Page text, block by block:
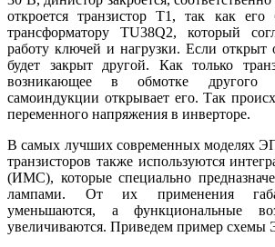
откроется транзистор T1, так как
трансформатору TU38Q2, который
работу ключей и нагрузки. Если открыт
будет закрыт другой. Как только
возникающее в обмотке другого
самоиндукции открывает его. Так
переменного напряжения в инверторе.
В самых лучших современных моделях
транзисторов также используются
(ИМС), которые специально
лампами. От их применения
уменьшаются, а функциональные
увеличиваются. Приведем пример